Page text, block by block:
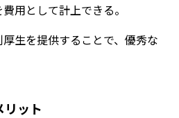
用として計上できる。
生を提供することで、優秀な
リット